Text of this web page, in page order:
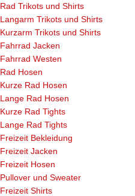
Rad Trikots und Shirts
Langarm Trikots und Shirts
Kurzarm Trikots und Shirts
Fahrrad Jacken
Fahrrad Westen
Rad Hosen
Kurze Rad Hosen
Lange Rad Hosen
Kurze Rad Tights
Lange Rad Tights
Freizeit Bekleidung
Freizeit Jacken
Freizeit Hosen
Pullover und Sweater
Freizeit Shirts